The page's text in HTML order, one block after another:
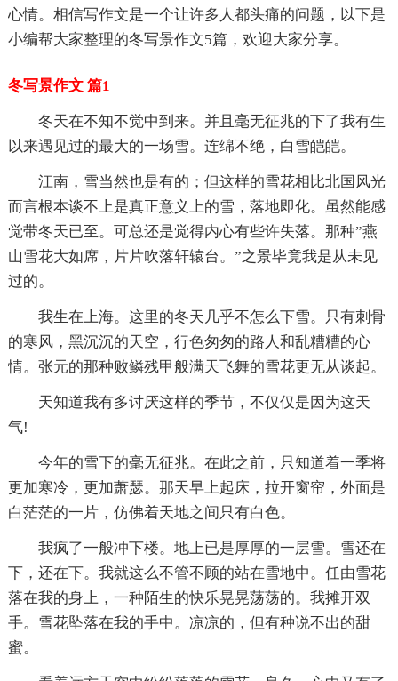
心情。相信写作文是一个让许多人都头痛的问题，以下是
小编帮大家整理的冬写景作文5篇，欢迎大家分享。
冬写景作文 篇1
冬天在不知不觉中到来。并且毫无征兆的下了我有生
以来遇见过的最大的一场雪。连绵不绝，白雪皑皑。
江南，雪当然也是有的；但这样的雪花相比北国风光
而言根本谈不上是真正意义上的雪，落地即化。虽然能感
觉带冬天已至。可总还是觉得内心有些许失落。那种”燕
山雪花大如席，片片吹落轩辕台。”之景毕竟我是从未见
过的。
我生在上海。这里的冬天几乎不怎么下雪。只有刺骨
的寒风，黑沉沉的天空，行色匆匆的路人和乱糟糟的心
情。张元的那种败鳞残甲般满天飞舞的雪花更无从谈起。
天知道我有多讨厌这样的季节，不仅仅是因为这天
气!
今年的雪下的毫无征兆。在此之前，只知道着一季将
更加寒冷，更加萧瑟。那天早上起床，拉开窗帘，外面是
白茫茫的一片，仿佛着天地之间只有白色。
我疯了一般冲下楼。地上已是厚厚的一层雪。雪还在
下，还在下。我就这么不管不顾的站在雪地中。任由雪花
落在我的身上，一种陌生的快乐晃晃荡荡的。我摊开双
手。雪花坠落在我的手中。凉凉的，但有种说不出的甜
蜜。